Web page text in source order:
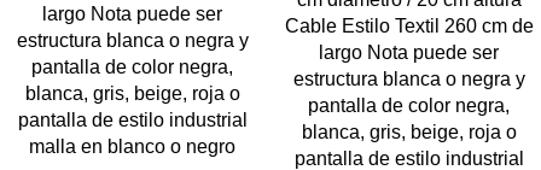
largo Nota puede ser
estructura blanca o negra y
pantalla de color negra,
blanca, gris, beige, roja o
pantalla de estilo industrial
malla en blanco o negro
Cable Estilo Textil 260 cm de
largo Nota puede ser
estructura blanca o negra y
pantalla de color negra,
blanca, gris, beige, roja o
pantalla de estilo industrial